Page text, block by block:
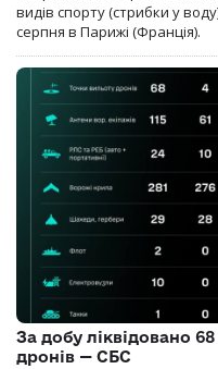
видів спорту (стрибки у
серпня в Парижі (Франція).
За добу ліквідовано
дронів — СБС